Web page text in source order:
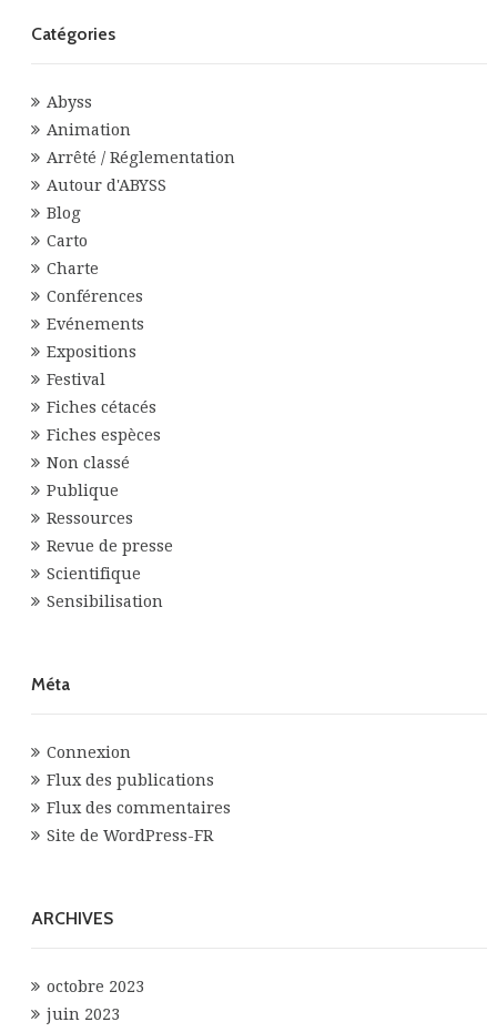
Catégories
Abyss
Animation
Arrêté / Réglementation
Autour d'ABYSS
Blog
Carto
Charte
Conférences
Evénements
Expositions
Festival
Fiches cétacés
Fiches espèces
Non classé
Publique
Ressources
Revue de presse
Scientifique
Sensibilisation
Méta
Connexion
Flux des publications
Flux des commentaires
Site de WordPress-FR
ARCHIVES
octobre 2023
juin 2023